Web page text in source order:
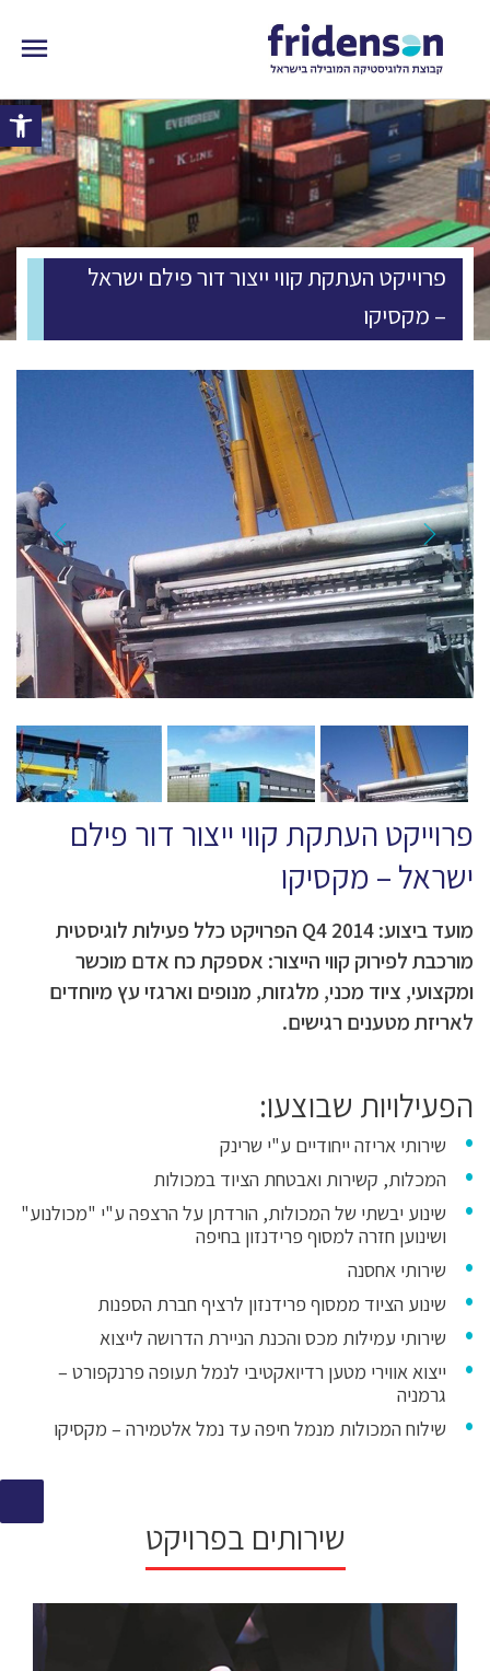
פרוייקט העתקת קווי ייצור דור פילם ישראל
– מקסיקו
פרוייקט העתקת קווי ייצור דור פילם
ישראל – מקסיקו
מועד ביצוע: Q4 2014 הפרויקט כלל פעילות לוגיסטית
מורכבת לפירוק קווי הייצור: אספקת כח אדם מוכשר
ומקצועי, ציוד מכני, מלגזות, מנופים וארגזי עץ מיוחדים
לאריזת מטענים רגישים.
הפעילויות שבוצעו:
שירותי אריזה ייחודיים ע"י שרינק
המכלות, קשירות ואבטחת הציוד במכולות
שינוע יבשתי של המכולות, הורדתן על הרצפה ע"י "מכולנוע"
ושינוען חזרה למסוף פרידנזון בחיפה
שירותי אחסנה
שינוע הציוד ממסוף פרידנזון לרציף חברת הספנות
שירותי עמילות מכס והכנת הניירת הדרושה לייצוא
ייצוא אווירי מטען רדיואקטיבי לנמל תעופה פרנקפורט –
גרמניה
שילוח המכולות מנמל חיפה עד נמל אלטמירה – מקסיקו
שירותים בפרויקט